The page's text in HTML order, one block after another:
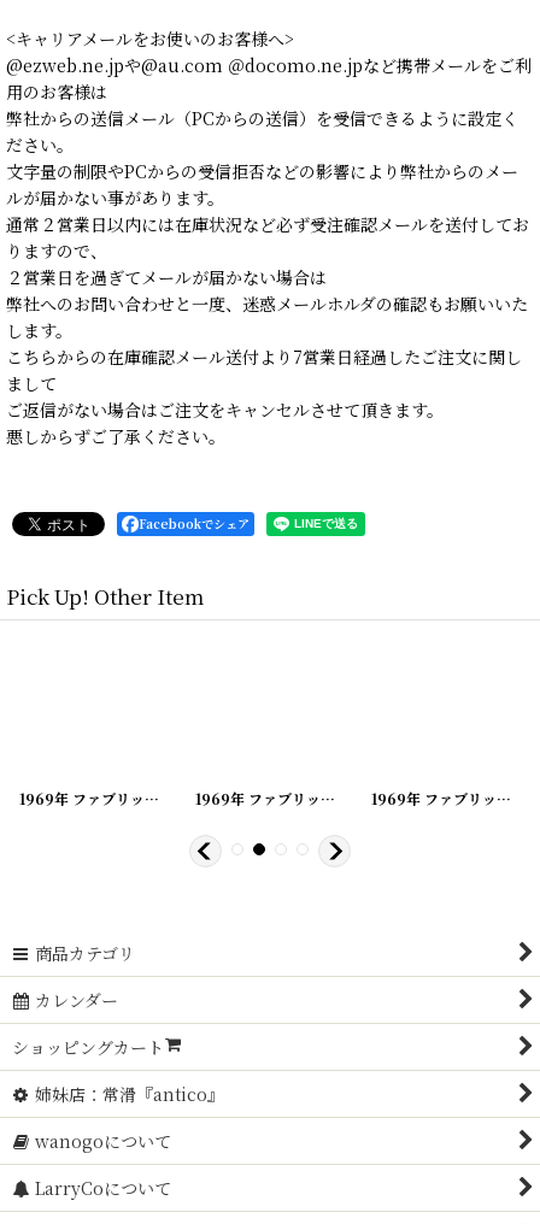
<キャリアメールをお使いのお客様へ>
@ezweb.ne.jpや@au.com ＠docomo.ne.jpなど携帯メールをご利
用のお客様は
弊社からの送信メール（PCからの送信）を受信できるように設定く
ださい。
文字量の制限やPCからの受信拒否などの影響により弊社からのメー
ルが届かない事があります。
通常２営業日以内には在庫状況など必ず受注確認メールを送付してお
りますので、
２営業日を過ぎてメールが届かない場合は
弊社へのお問い合わせと一度、迷惑メールホルダの確認もお願いいた
します。
こちらからの在庫確認メール送付より7営業日経過したご注文に関し
まして
ご返信がない場合はご注文をキャンセルさせて頂きます。
悪しからずご了承ください。
Facebookでシェア
Pick Up! Other Item
[20200419-7]
1969年 ファブリックカレンダー [20200419-8]
1969年 ファブリックカレンダー [20200419-9]
1969年 ファブリックカレンダー
商品カテゴリ
カレンダー
ショッピングカート
姉妹店：常滑『antico』
wanogoについて
LarryCoについて